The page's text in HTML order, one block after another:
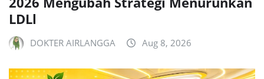
LDLl
DOKTER AIRLANGGA Aug 8, 2026